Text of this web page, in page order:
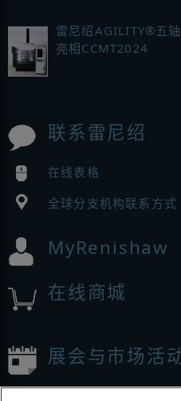
雷尼绍AGILITY®五
亮相CCMT2024
联系雷尼绍
在线表格
全球分支机构联系方式
MyRenishaw
在线商城
展会与市场活